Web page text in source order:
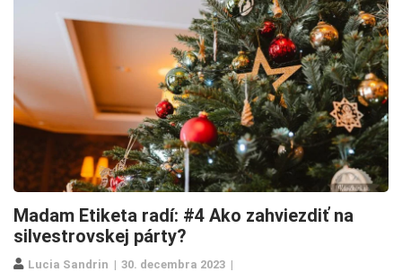
Madam Etiketa radí: #4 Ako zahviezdiť na
silvestrovskej párty?
Lucia Sandrin 30. decembra 2023